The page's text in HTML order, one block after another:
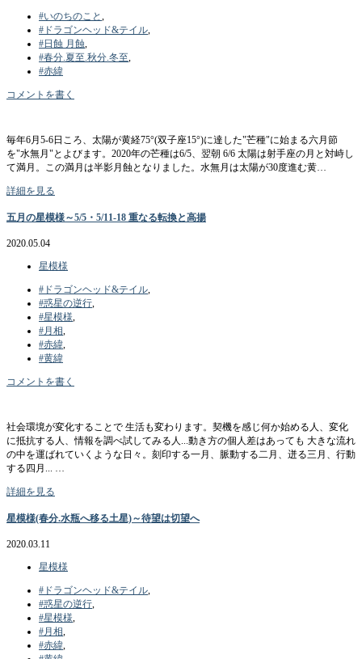
#いのちのこと ,
#ドラゴンヘッド&テイル,
#日蝕 月蝕,
#春分.夏至.秋分.冬至,
#赤緯
コメントを書く
毎年6月5-6日ころ、太陽が黄経75°(双子座15°)に達した"芒種"に始まる六月節
を"水無月"とよびます。2020年の芒種は6/5、翌朝 6/6 太陽は射手座の月と対峙し
て満月。この満月は半影月蝕となりました。水無月は太陽が30度進む黄…
詳細を見る
五月の星模様～5/5・5/11-18 重なる転換と高揚
2020.05.04
星模様
#ドラゴンヘッド&テイル
#惑星の逆行
#星模様
#月相
#赤緯
#黄緯
コメントを書く
社会環境が変化することで 生活も変わります。契機を感じ何か始める人、変化
に抵抗する人、情報を調べ試してみる人...動き方の個人差はあっても 大きな流れ
の中を運ばれていくような日々。刻印する一月、脈動する二月、迸る三月、行動
する四月... …
詳細を見る
星模様(春分.水瓶へ移る土星)～待望は切望へ
2020.03.11
星模様
#ドラゴンヘッド&テイル
#惑星の逆行
#星模様
#月相
#赤緯